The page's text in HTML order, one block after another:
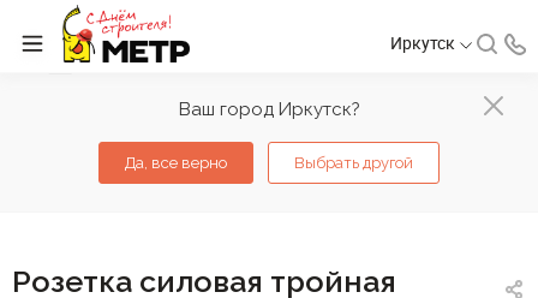
Ваш город Иркутск?
Да, все верно Выбрать другой
Иркутск
Розетка силовая тройная